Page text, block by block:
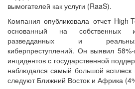
вымогателей как услуги (RaaS).
Компания опубликовала отчет
основанный на собственных
разведданных и
киберпреступлений. Он выявил
инцидентов с государственной
наблюдался самый большой всплеск
следуют Ближний Восток и Африка